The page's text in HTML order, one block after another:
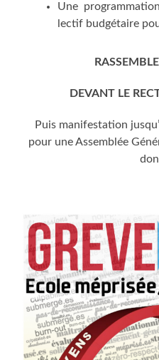
Une
lec­tif bud­gé­taire
DEVANT LE
Puis mani­fes­ta­tion
pour une Assem­blée